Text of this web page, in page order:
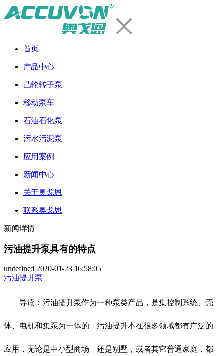
首页
产品中心
凸轮转子泵
移动泵车
石油石化泵
污水污泥泵
应用案例
新闻中心
关于奥戈恩
联系奥戈恩
新闻详情
污油提升泵具有的特点
undefined 2020-01-23 16:58:05
污油提升泵
导读：污油提升泵作为一种泵类产品，是集控制系统、壳
体、电机和集泵为一体的，污油提升本在很多领域都有广泛的
应用，无论是中小型商场，还是别墅，或者其它普通家庭，都